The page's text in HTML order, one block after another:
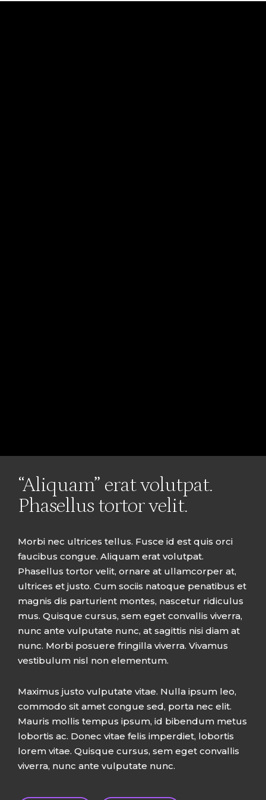
“Aliquam” erat volutpat.
Phasellus tortor velit.
Morbi nec ultrices tellus. Fusce id est quis orci
faucibus congue. Aliquam erat volutpat.
Phasellus tortor velit, ornare at ullamcorper at,
ultrices et justo. Cum sociis natoque penatibus et
magnis dis parturient montes, nascetur ridiculus
mus. Quisque cursus, sem eget convallis viverra,
nunc ante vulputate nunc, at sagittis nisi diam at
nunc. Morbi posuere fringilla viverra. Vivamus
vestibulum nisl non elementum.
Maximus justo vulputate vitae. Nulla ipsum leo,
commodo sit amet congue sed, porta nec elit.
Mauris mollis tempus ipsum, id bibendum metus
lobortis ac. Donec vitae felis imperdiet, lobortis
lorem vitae. Quisque cursus, sem eget convallis
viverra, nunc ante vulputate nunc.